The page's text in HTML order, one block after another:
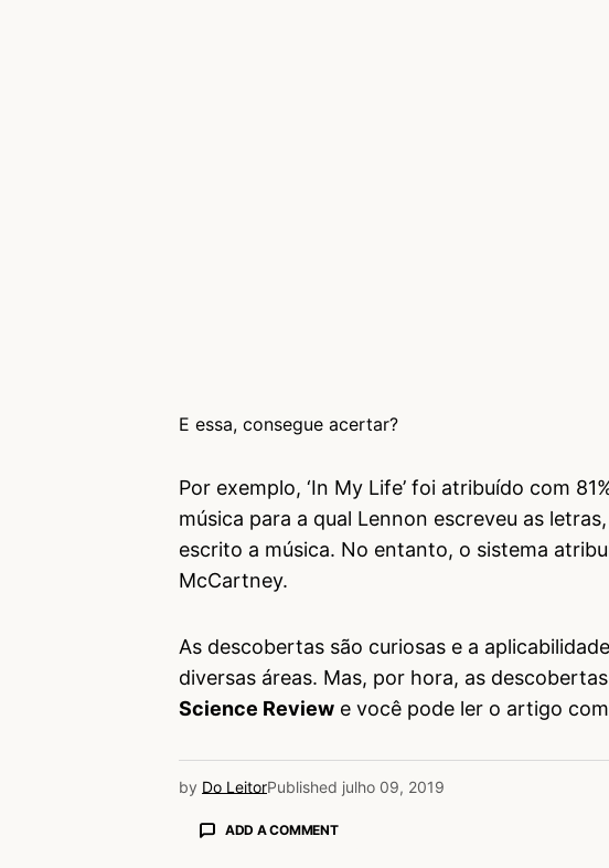
E essa, consegue acertar?
Por exemplo, ‘In My Life’ foi atribuído com
música para a qual Lennon escreveu as
escrito a música. No entanto, o sistema
McCartney.
As descobertas são curiosas e a
diversas áreas. Mas, por hora, as
Science Review e você pode ler o artigo
by Do LeitorPublished julho 09, 2019
ADD A COMMENT